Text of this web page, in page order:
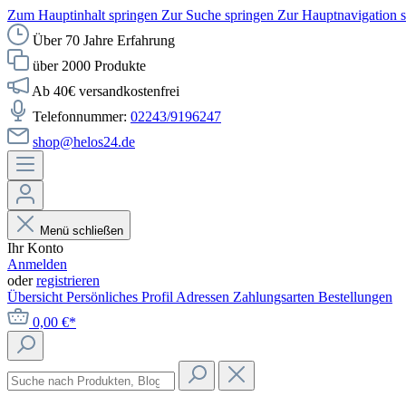
Zum Hauptinhalt springen Zur Suche springen Zur Hauptnavigation
Über 70 Jahre Erfahrung
über 2000 Produkte
Ab 40€ versandkostenfrei
Telefonnummer: 02243/9196247
shop@helos24.de
Menü schließen
Ihr Konto
Anmelden
oderregistrieren
Übersicht Persönliches Profil Adressen Zahlungsarten Bestellungen
0,00 €*